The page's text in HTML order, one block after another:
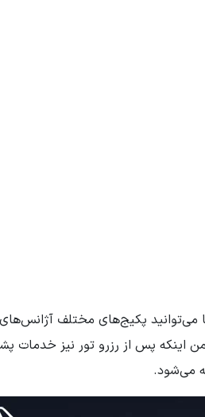
پکیج‌های مختلف آژانس‌های
اینکه پس از رزرو تور نیز خدمات
می‌شود.